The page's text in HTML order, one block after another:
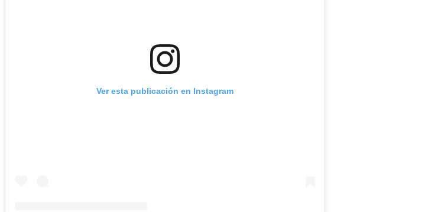
Ver esta publicación en Instagram